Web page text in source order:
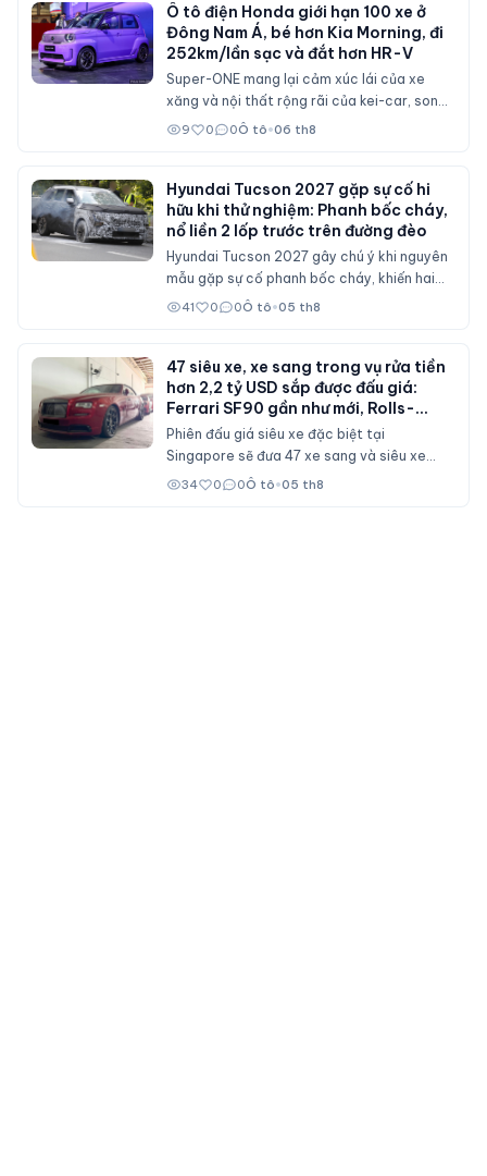
Ô tô điện Honda giới hạn 100 xe ở
Đông Nam Á, bé hơn Kia Morning, đi
252km/lần sạc và đắt hơn HR-V
Super-ONE mang lại cảm xúc lái của xe
xăng và nội thất rộng rãi của kei-car, song
không dành cho số đông bởi giá bán ngang
9 0 0Ô tô•06 th8
Hyundai Tucson 2027 gặp sự cố hi
hữu khi thử nghiệm: Phanh bốc cháy,
nổ liền 2 lốp trước trên đường đèo
Hyundai Tucson 2027 gây chú ý khi nguyên
mẫu gặp sự cố phanh bốc cháy, khiến hai
lốp trước phát nổ trong bài thử nghiệm trên
41 0 0Ô tô•05 th8
47 siêu xe, xe sang trong vụ rửa tiền
hơn 2,2 tỷ USD sắp được đấu giá:
Ferrari SF90 gần như mới, Rolls-
Royce xếp hàng dài
Phiên đấu giá siêu xe đặc biệt tại
Singapore sẽ đưa 47 xe sang và siêu xe
từng bị tịch thu trong vụ rửa tiền hơn 2,2 tỷ
34 0 0Ô tô•05 th8